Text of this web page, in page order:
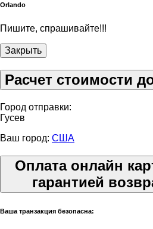
Orlando
Пишите, спрашивайте!!!
Закрыть
Расчет стоимости
Город отправки:
Гусев
Ваш город: США
Оплата онлайн
гарантией
Ваша транзакция безопасна: